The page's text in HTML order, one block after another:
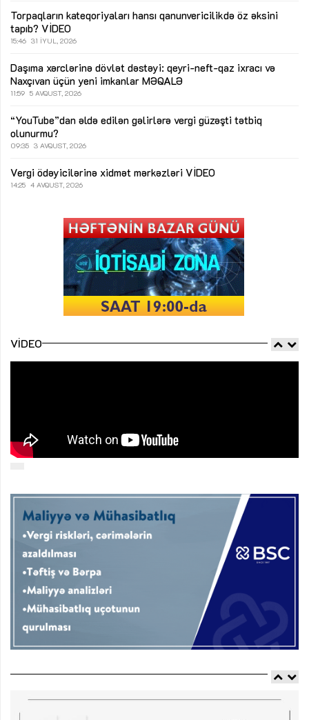
Torpaqların kateqoriyaları hansı qanunvericilikdə öz əksini
tapıb? VİDEO
15:46 31 İYUL, 2026
Daşıma xərclərinə dövlət dəstəyi: qeyri-neft-qaz ixracı və
Naxçıvan üçün yeni imkanlar MƏQALƏ
11:59 5 AVQUST, 2026
“YouTube”dan əldə edilən gəlirlərə vergi güzəşti tətbiq
olunurmu?
09:35 3 AVQUST, 2026
Vergi ödəyicilərinə xidmət mərkəzləri VİDEO
14:25 4 AVQUST, 2026
VIDEO